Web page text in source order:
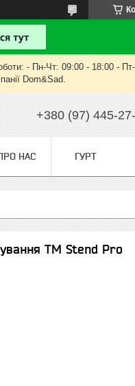
- Пн-Чт: 09:00 - 18:00 -
Dom&Sad.
+380 (97) 445-
НАС ГУРТ
ТМ Stend Pro